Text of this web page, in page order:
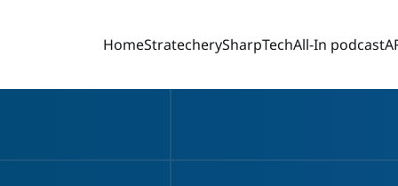
HomeStratecherySharpTechAll-In podcast